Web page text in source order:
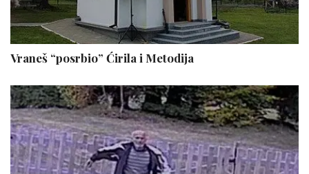
Vraneš “posrbio” Ćirila i Metodija